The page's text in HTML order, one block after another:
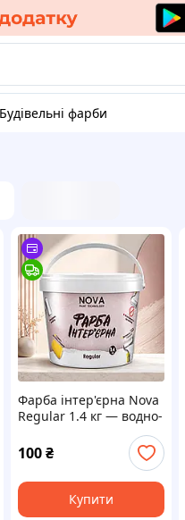
Будівельні фарби
Фарба інтер'єрна Nova
Regular 1.4 кг — водно-
дисперсійна фарба для
стін і стелі у сухих
приміщеннях
100 ₴
Купити